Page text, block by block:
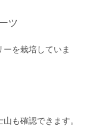
ツ
を栽培していま
も確認できます。